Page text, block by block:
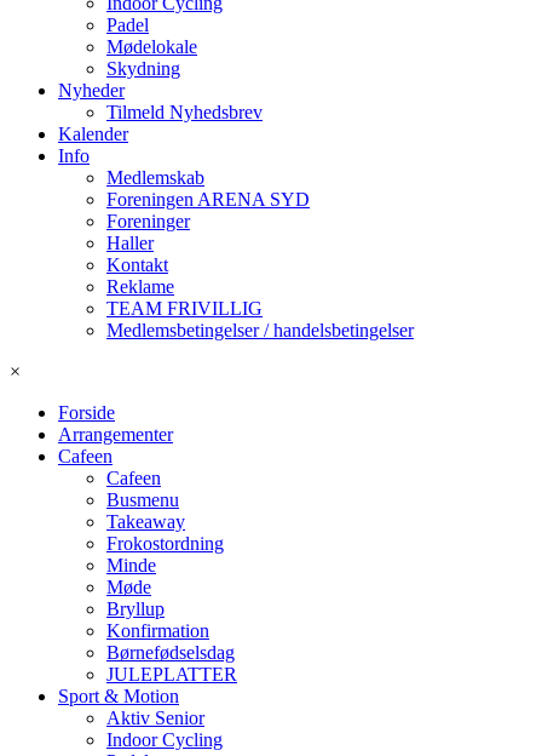
Padel
Mødelokale
Skydning
Nyheder
Tilmeld Nyhedsbrev
Kalender
Info
Medlemskab
Foreningen ARENA SYD
Foreninger
Haller
Kontakt
Reklame
TEAM FRIVILLIG
Medlemsbetingelser / handelsbetingelser
×
Forside
Arrangementer
Cafeen
Cafeen
Busmenu
Takeaway
Frokostordning
Minde
Møde
Bryllup
Konfirmation
Børnefødselsdag
JULEPLATTER
Sport & Motion
Aktiv Senior
Indoor Cycling